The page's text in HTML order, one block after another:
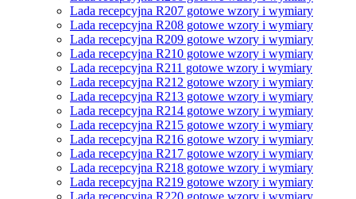
Lada recepcyjna R207 gotowe wzory i wymiary
Lada recepcyjna R208 gotowe wzory i wymiary
Lada recepcyjna R209 gotowe wzory i wymiary
Lada recepcyjna R210 gotowe wzory i wymiary
Lada recepcyjna R211 gotowe wzory i wymiary
Lada recepcyjna R212 gotowe wzory i wymiary
Lada recepcyjna R213 gotowe wzory i wymiary
Lada recepcyjna R214 gotowe wzory i wymiary
Lada recepcyjna R215 gotowe wzory i wymiary
Lada recepcyjna R216 gotowe wzory i wymiary
Lada recepcyjna R217 gotowe wzory i wymiary
Lada recepcyjna R218 gotowe wzory i wymiary
Lada recepcyjna R219 gotowe wzory i wymiary
Lada recepcyjna R220 gotowe wzory i wymiary